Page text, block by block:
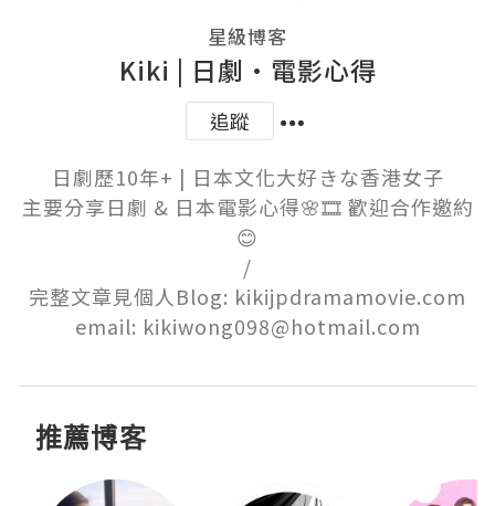
星級博客
Kiki | 日劇•電影心得
追蹤
日劇歷10年+ | 日本文化大好きな香港女子
主要分享日劇 & 日本電影心得🌸🎞️ 歡迎合作邀約
😊
/
完整文章見個人Blog: kikijpdramamovie.com
email: kikiwong098@hotmail.com
推薦博客